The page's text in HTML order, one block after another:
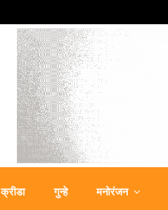
क्रीडा गुन्हे मनोरंजन